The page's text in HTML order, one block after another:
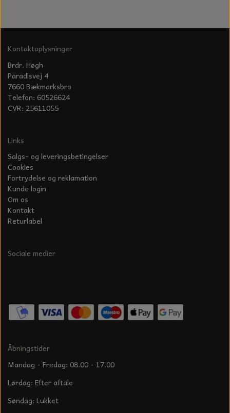
Kontaktoplysninger
Brdr. Høgh
Paradisvej 4
7660 Bækmarksbro
Telefon: 60526624
CVR: 25611055
Links
Salgs- og leveringsbetingelser
Cookies
Fortrydelse og reklamation
Kunde login
Om os
Kontakt
Returlabel
Sociale medier
Åbningstider
Mandag - Fredag: 08.00 - 17.00
Lørdag: Efter aftale
Søndag: Lukket